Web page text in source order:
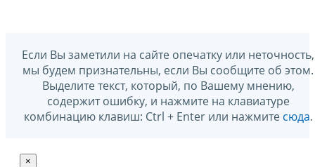
Если Вы заметили на сайте опечатку или неточность,
мы будем признательны, если Вы сообщите об этом.
Выделите текст, который, по Вашему мнению,
содержит ошибку, и нажмите на клавиатуре
комбинацию клавиш: Ctrl + Enter или нажмите сюда.
×